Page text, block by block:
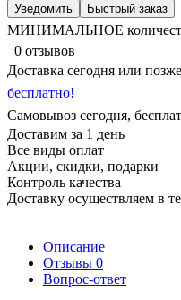
Уведомить Быстрый заказ
МИНИМАЛЬНОЕ
0 отзывов
Доставка сегодня или
бесплатно!
Самовывоз сегодня,
Доставим за 1 день
Все виды оплат
Акции, скидки, подарки
Контроль качества
Доставку осуществляем в
Описание
Отзывы 0
Вопрос-ответ